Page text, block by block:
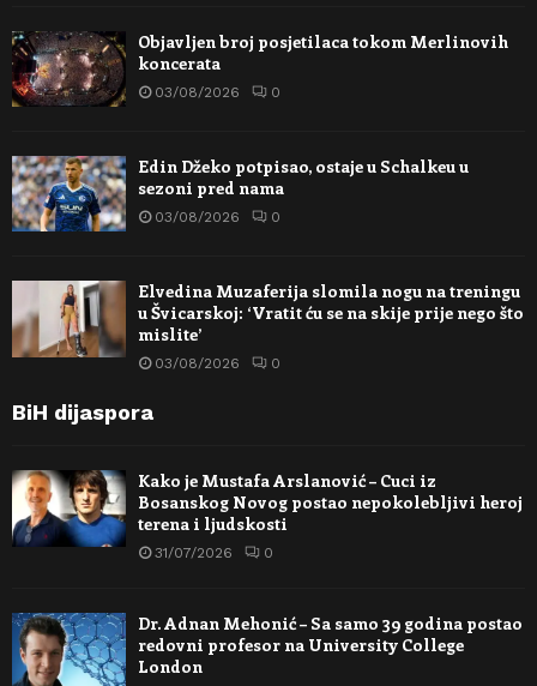
Objavljen broj posjetilaca tokom Merlinovih
koncerata
03/08/2026 0
Edin Džeko potpisao, ostaje u Schalkeu u
sezoni pred nama
03/08/2026 0
Elvedina Muzaferija slomila nogu na treningu
u Švicarskoj: ‘Vratit ću se na skije prije nego što
mislite’
03/08/2026 0
BiH dijaspora
Kako je Mustafa Arslanović – Cuci iz
Bosanskog Novog postao nepokolebljivi heroj
terena i ljudskosti
31/07/2026 0
Dr. Adnan Mehonić – Sa samo 39 godina postao
redovni profesor na University College
London